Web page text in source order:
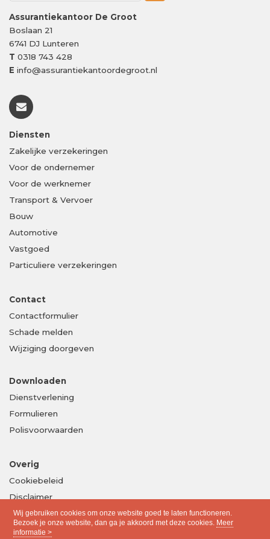
Wij gebruiken cookies om onze website goed te laten functioneren.
Bezoek je onze website, dan ga je akkoord met deze cookies. Meer
informatie >
Assurantiekantoor De Groot
Boslaan 21
6741 DJ Lunteren
T 0318 743 428
E info@assurantiekantoordegroot.nl
Diensten
Zakelijke verzekeringen
Voor de ondernemer
Voor de werknemer
Transport & Vervoer
Bouw
Automotive
Vastgoed
Particuliere verzekeringen
Contact
Contactformulier
Schade melden
Wijziging doorgeven
Downloaden
Dienstverlening
Formulieren
Polisvoorwaarden
Overig
Cookiebeleid
Disclaimer
Privacy